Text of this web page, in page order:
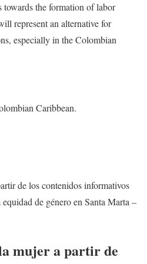
towards the formation of labor
represent an alternative for
especially in the Colombian
Caribbean.
de los contenidos informativos
de género en Santa Marta –
mujer a partir de